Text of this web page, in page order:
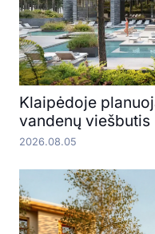
Klaipėdoje
vandenų viešbutis
2026.08.05